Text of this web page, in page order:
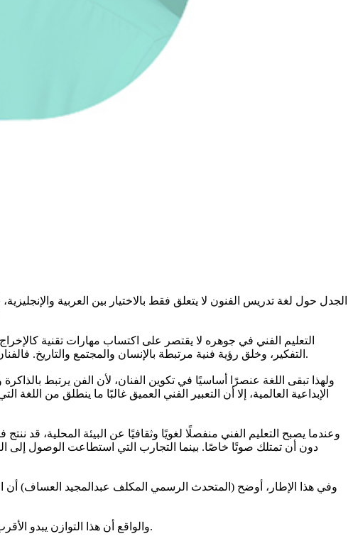
الجدل حول لغة تدريس الفنون لا يتعلق فقط بالاختيار بين العربية
التعليم الفني في جوهره لا يقتصر على اكتساب مهارات تقنية
التفكير، وخلق رؤية فنية مرتبطة بالإنسان والمجتمع والتاريخ. فالفنان ليس مجرد مستخدم محترف للأدوات، بل صاحب موقف ورؤية وقادر على تقديم أعمال تترك أثرًا ثقافيًا وفكريًا يتجاوز حدود اللحظة.
ولهذا تبقى اللغة عنصرًا أساسيًا في تكوين الفنان، لأن الفن يرتبط
الإبداعية العالمية، إلا أن التعبير الفني العميق غالبًا ما ينطلق من
وعندما يصبح التعليم الفني منفصلًا لغويًا وثقافيًا عن البيئة المحلية، قد
دون أن تمتلك صوتًا خاصًا. بينما التجارب التي استطاعت الوصول إلى
وفي هذا الإطار، أوضح (المتحدث الرسمي المكلف عبدالمجيد العساف) أن
والواقع أن هذا التوازن يبدو الأقرب إلى احتياجات التعليم الفني اليوم، فالمطلوب ليس الانغلاق على العربية أو الارتهان الكامل للإنجليزية، بل بناء نموذج يجمع بين الاثنين.